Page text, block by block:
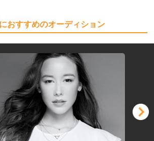
おすすめのオーディション